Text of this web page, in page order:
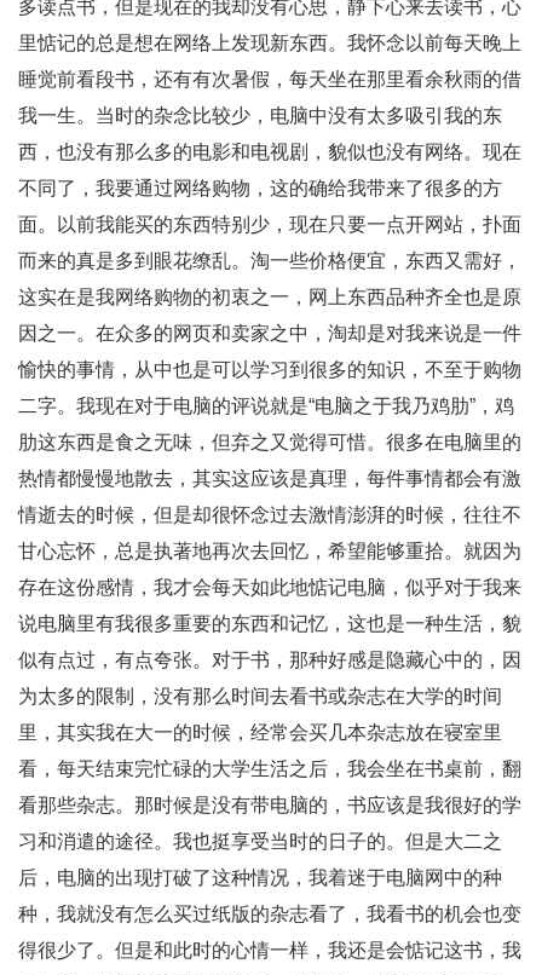
多读点书，但是现在的我却没有心思，静下心来去读书，心
里惦记的总是想在网络上发现新东西。我怀念以前每天晚上
睡觉前看段书，还有有次暑假，每天坐在那里看余秋雨的借
我一生。当时的杂念比较少，电脑中没有太多吸引我的东
西，也没有那么多的电影和电视剧，貌似也没有网络。现在
不同了，我要通过网络购物，这的确给我带来了很多的方
面。以前我能买的东西特别少，现在只要一点开网站，扑面
而来的真是多到眼花缭乱。淘一些价格便宜，东西又需好，
这实在是我网络购物的初衷之一，网上东西品种齐全也是原
因之一。在众多的网页和卖家之中，淘却是对我来说是一件
愉快的事情，从中也是可以学习到很多的知识，不至于购物
二字。我现在对于电脑的评说就是“电脑之于我乃鸡肋”，鸡
肋这东西是食之无味，但弃之又觉得可惜。很多在电脑里的
热情都慢慢地散去，其实这应该是真理，每件事情都会有激
情逝去的时候，但是却很怀念过去激情澎湃的时候，往往不
甘心忘怀，总是执著地再次去回忆，希望能够重拾。就因为
存在这份感情，我才会每天如此地惦记电脑，似乎对于我来
说电脑里有我很多重要的东西和记忆，这也是一种生活，貌
似有点过，有点夸张。对于书，那种好感是隐藏心中的，因
为太多的限制，没有那么时间去看书或杂志在大学的时间
里，其实我在大一的时候，经常会买几本杂志放在寝室里
看，每天结束完忙碌的大学生活之后，我会坐在书桌前，翻
看那些杂志。那时候是没有带电脑的，书应该是我很好的学
习和消遣的途径。我也挺享受当时的日子的。但是大二之
后，电脑的出现打破了这种情况，我着迷于电脑网中的种
种，我就没有怎么买过纸版的杂志看了，我看书的机会也变
得很少了。但是和此时的心情一样，我还是会惦记这书，我